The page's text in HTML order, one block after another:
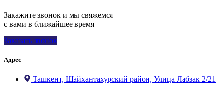
Закажите звонок и мы свяжемся
с вами в ближайшее время
Заказать звонок
Адрес
Ташкент, Шайхантахурский район, Улица Лабзак 2/21